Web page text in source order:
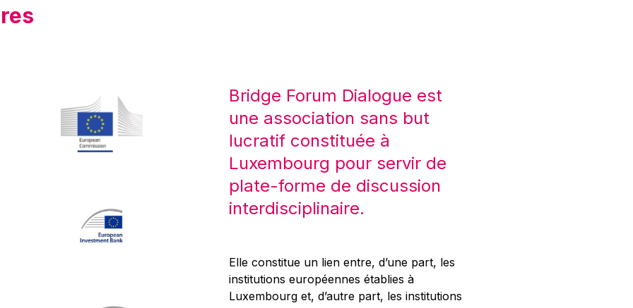
Bridge Forum Dialogue est
une association sans but
lucratif constituée à
Luxembourg pour servir de
plate-forme de discussion
interdisciplinaire.
Elle constitue un lien entre, d’une part, les
institutions européennes établies à
Luxembourg et, d’autre part, les institutions